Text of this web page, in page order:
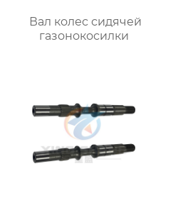
Вал колес сидячей
газонокосилки